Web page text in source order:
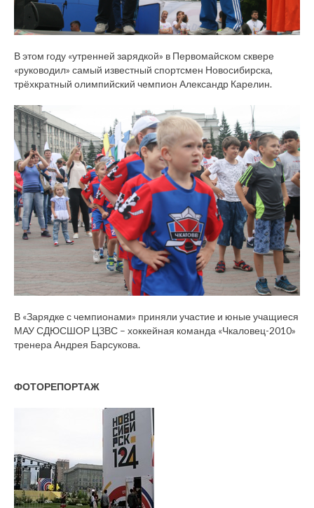
В этом году «утренней зарядкой» в Первомайском сквере
«руководил» самый известный спортсмен Новосибирска,
трёхкратный олимпийский чемпион Александр Карелин.
В «Зарядке с чемпионами» приняли участие и юные учащиеся
МАУ СДЮСШОР ЦЗВС – хоккейная команда «Чкаловец-2010»
тренера Андрея Барсукова.
ФОТОРЕПОРТАЖ